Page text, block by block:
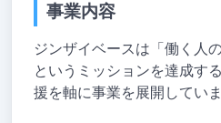
事業内容
ジンザイベースは「働く人
というミッションを達成す
援を軸に事業を展開していま